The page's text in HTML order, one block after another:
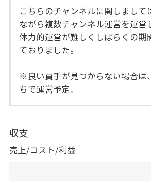
こちらのチャンネルに関しまして
ながら複数チャンネル運営を運営
体力的運営が難しくしばらくの期
ておりました。
※良い買手が見つからない場合は
ちで運営予定。
収支
売上/コスト/利益